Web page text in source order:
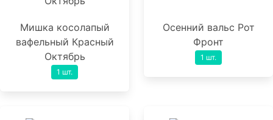
Мишка косолапый
вафельный Красный
Октябрь
1 шт.
Осенний вальс Рот
Фронт
1 шт.